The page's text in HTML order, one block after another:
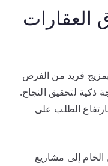
فريد من الفرص
ذكية لتحقيق النجاح.
الطلب على
إلى مشاريع